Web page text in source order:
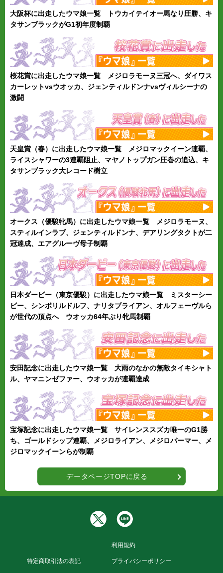
大阪杯に出走したウマ娘一覧 トウカイテイオー馬なり圧勝、キ
タサンブラックがG1初年度制覇
桜花賞に出走したウマ娘一覧 メジロラモーヌ三冠へ、ダイワス
カーレットvsウオッカ、ジェンティルドンナvsヴィルシーナの
激闘
天皇賞（春）に出走したウマ娘一覧 メジロマックイーン連覇、
ライスシャワーの3連覇阻止、マヤノトップガン圧巻の追込、キ
タサンブラック大レコード樹立
オークス（優駿牝馬）に出走したウマ娘一覧 メジロラモーヌ、
スティルインラブ、ジェンティルドンナ、デアリングタクトが二
冠達成、エアグルーヴ母子制覇
日本ダービー（東京優駿）に出走したウマ娘一覧 ミスターシー
ビー、シンボリルドルフ、ナリタブライアン、オルフェーヴルら
が世代の頂点へ ウオッカ64年ぶり牝馬制覇
安田記念に出走したウマ娘一覧 大雨のなかの無敵タイキシャト
ル、ヤマニンゼファー、ウオッカが連覇達成
宝塚記念に出走したウマ娘一覧 サイレンススズカ唯一のG1勝
ち、ゴールドシップ連覇、メジロライアン、メジロパーマー、メ
ジロマックイーンらが制覇
データページTOPに戻る
利用規約
特定商取引法の表記 プライバシーポリシー